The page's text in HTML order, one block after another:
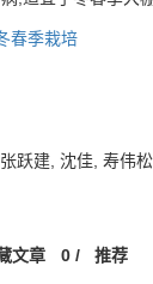
春季栽培
跃建, 沈佳, 寿伟
文章 0/ 推荐